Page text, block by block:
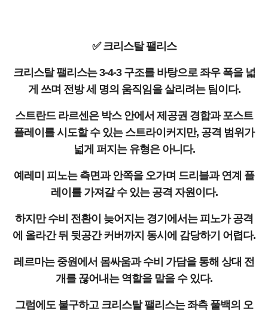
✅ 크리스탈 팰리스
크리스탈 팰리스는 3-4-3 구조를 바탕으로 좌우 폭을 넓
게 쓰며 전방 세 명의 움직임을 살리려는 팀이다.
스트란드 라르센은 박스 안에서 제공권 경합과 포스트
플레이를 시도할 수 있는 스트라이커지만, 공격 범위가
넓게 퍼지는 유형은 아니다.
예레미 피노는 측면과 안쪽을 오가며 드리블과 연계 플
레이를 가져갈 수 있는 공격 자원이다.
하지만 수비 전환이 늦어지는 경기에서는 피노가 공격
에 올라간 뒤 뒷공간 커버까지 동시에 감당하기 어렵다.
레르마는 중원에서 몸싸움과 수비 가담을 통해 상대 전
개를 끊어내는 역할을 맡을 수 있다.
그럼에도 불구하고 크리스탈 팰리스는 좌측 풀백의 오